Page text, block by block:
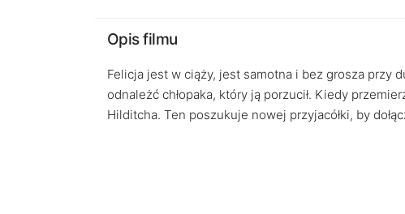
Opis filmu
Felicja jest w ciąży, jest samotna i bez grosza przy
odnależć chłopaka, który ją porzucił. Kiedy
Hilditcha. Ten poszukuje nowej przyjacółki, by